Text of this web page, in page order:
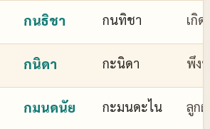
กนธิชา กนทิชา เกิด
กนิดา กะนิดา พึง
กมนดนัย กะมนดะไน ลูก